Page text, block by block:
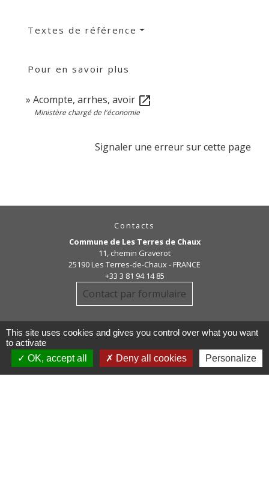
Textes de référence
Pour en savoir plus
Acompte, arrhes, avoir open_in_new
Ministère chargé de l'économie
Signaler une erreur sur cette page
Contacts
Commune de Les Terres de Chaux
11, chemin Graverot
25190 Les Terres-de-Chaux - FRANCE
+33 3 81 94 14 85
Contact par formulaire
This site uses cookies and gives you control over what you want
to activate
OK, accept all
Deny all cookies Personalize